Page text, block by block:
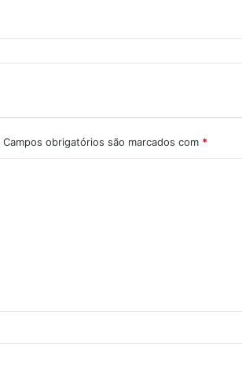
Campos obrigatórios são marcados com *